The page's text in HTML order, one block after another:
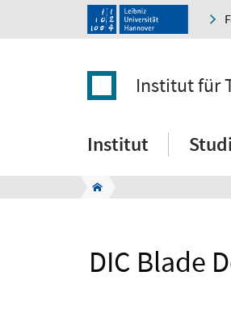
Institut für
Institut
DIC Blade